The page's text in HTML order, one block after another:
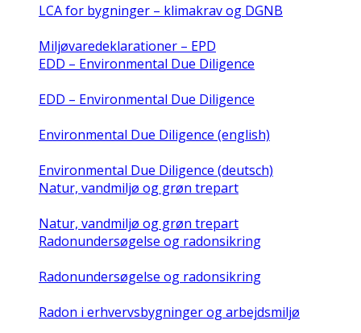
LCA for bygninger – klimakrav og DGNB
Miljøvaredeklarationer – EPD
EDD – Environmental Due Diligence
EDD – Environmental Due Diligence
Environmental Due Diligence (english)
Environmental Due Diligence (deutsch)
Natur, vandmiljø og grøn trepart
Natur, vandmiljø og grøn trepart
Radonundersøgelse og radonsikring
Radonundersøgelse og radonsikring
Radon i erhvervsbygninger og arbejdsmiljø